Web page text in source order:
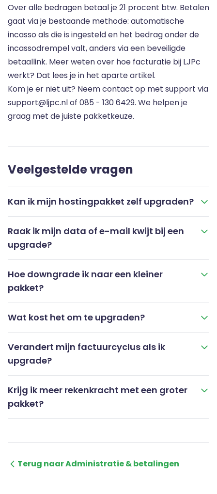
Over alle bedragen betaal je 21 procent btw. Betalen
gaat via je bestaande methode: automatische
incasso als die is ingesteld en het bedrag onder de
incassodrempel valt, anders via een beveiligde
betaallink. Meer weten over hoe facturatie bij LJPc
werkt? Dat lees je in het aparte artikel.
Kom je er niet uit? Neem contact op met support via
support@ljpc.nl of 085 - 130 6429. We helpen je
graag met de juiste pakketkeuze.
Veelgestelde vragen
Kan ik mijn hostingpakket zelf upgraden?
Raak ik mijn data of e-mail kwijt bij een
upgrade?
Hoe downgrade ik naar een kleiner
pakket?
Wat kost het om te upgraden?
Verandert mijn factuurcyclus als ik
upgrade?
Krijg ik meer rekenkracht met een groter
pakket?
Terug naar Administratie & betalingen